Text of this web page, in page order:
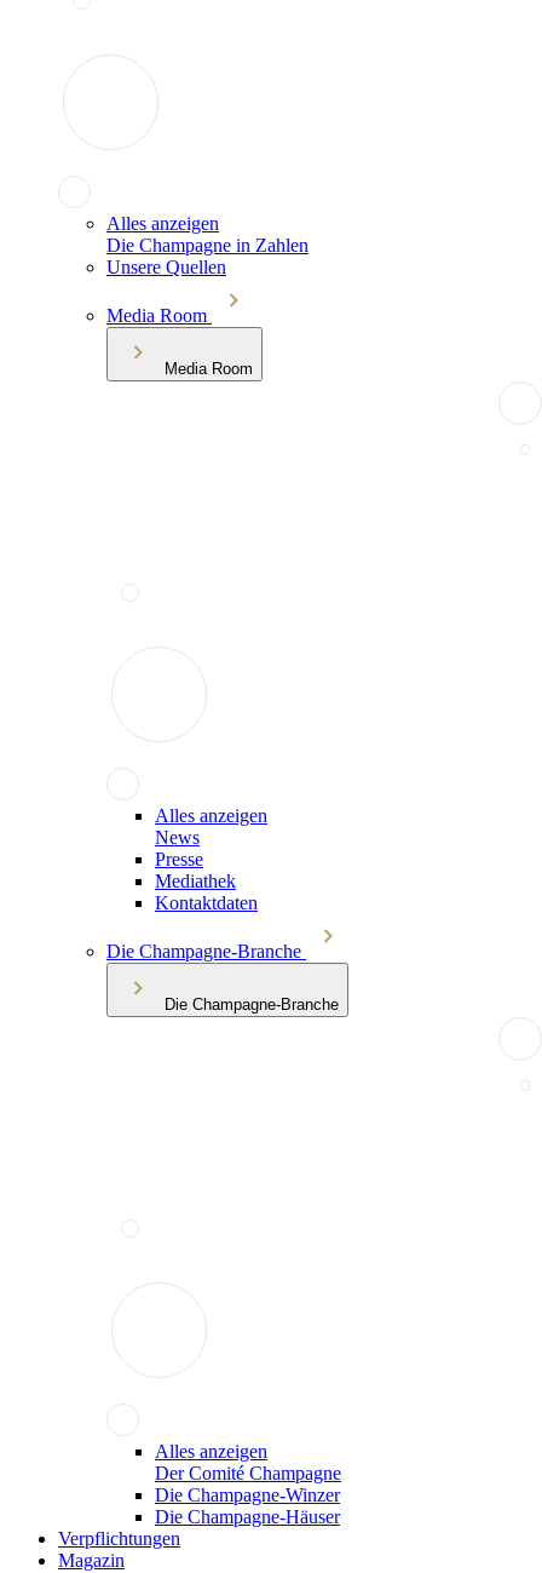
Alles anzeigen
Die Champagne in Zahlen
Unsere Quellen
Media Room
Media Room
Alles anzeigen
News
Presse
Mediathek
Kontaktdaten
Die Champagne-Branche
Die Champagne-Branche
Alles anzeigen
Der Comité Champagne
Die Champagne-Winzer
Die Champagne-Häuser
Verpflichtungen
Magazin